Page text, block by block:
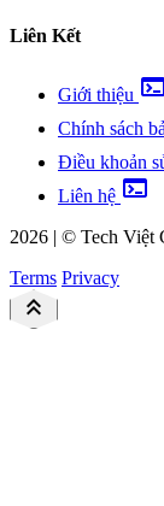
Liên Kết
Giới thiệu terminal
Chính sách
Điều khoản
Liên hệ terminal
2026 | © Tech Việt
Terms Privacy
keyboard_double_arrow_up